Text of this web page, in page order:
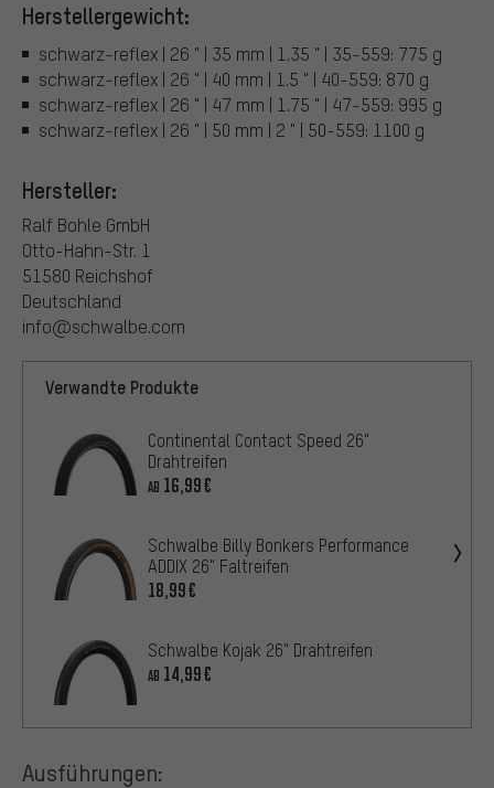
Herstellergewicht:
schwarz-reflex | 26 " | 35 mm | 1.35 " | 35-559: 775 g
schwarz-reflex | 26 " | 40 mm | 1.5 " | 40-559: 870 g
schwarz-reflex | 26 " | 47 mm | 1.75 " | 47-559: 995 g
schwarz-reflex | 26 " | 50 mm | 2 " | 50-559: 1100 g
Hersteller:
Ralf Bohle GmbH
Otto-Hahn-Str. 1
51580 Reichshof
Deutschland
info@schwalbe.com
Verwandte Produkte
Continental Contact Speed 26"
Drahtreifen
AB 16,99€
Schwalbe Billy Bonkers Performance
ADDIX 26" Faltreifen
18,99€
Schwalbe Kojak 26" Drahtreifen
AB 14,99€
Ausführungen: